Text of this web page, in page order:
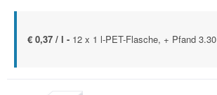
€ 0,37 / l - 12 x 1 l-PET-Flasche, + Pfand 3.30